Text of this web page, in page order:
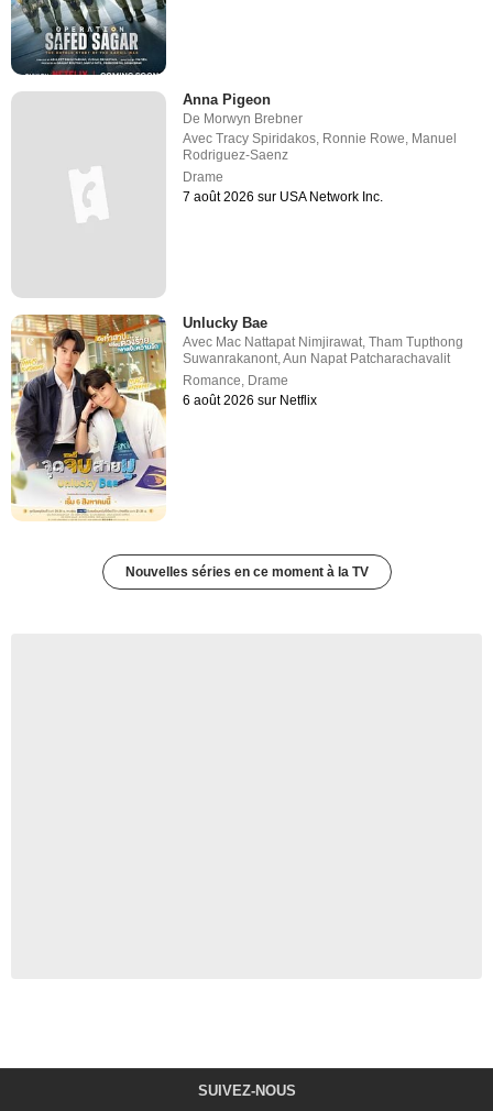
Anna Pigeon
De Morwyn Brebner
AvecTracy Spiridakos Ronnie Rowe Manuel
Rodriguez-Saenz
Drame
7 août 2026 sur USA Network Inc.
Unlucky Bae
Avec Mac Nattapat Nimjirawat,Tham Tupthong
Suwanrakanont,Aun Napat Patcharachavalit
Romance, Drame
6 août 2026 sur Netflix
Nouvelles séries en ce moment à la TV
SUIVEZ-NOUS